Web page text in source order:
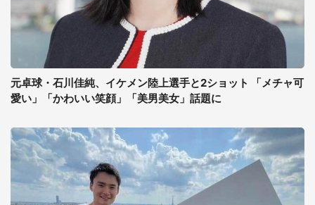
元卓球・石川佳純、イケメン陸上選手と2ショット 「メチャ可
愛い」「かわいい笑顔」「美男美女」話題に